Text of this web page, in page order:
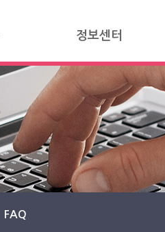
정보센터
FAQ